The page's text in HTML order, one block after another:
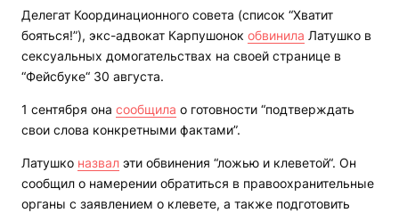
Делегат Координационного совета (список “Хватит
бояться!”), экс-адвокат Карпушонок обвинила Латушко в
сексуальных домогательствах на своей странице в
“Фейсбуке“ 30 августа.
1 сентября она сообщила о готовности “подтверждать
свои слова конкретными фактами”.
Латушко назвал эти обвинения “ложью и клеветой“. Он
сообщил о намерении обратиться в правоохранительные
органы с заявлением о клевете, а также подготовить